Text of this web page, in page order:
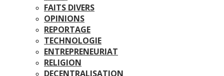
FAITS DIVERS
OPINIONS
REPORTAGE
TECHNOLOGIE
ENTREPRENEURIAT
RELIGION
DECENTRALISATION